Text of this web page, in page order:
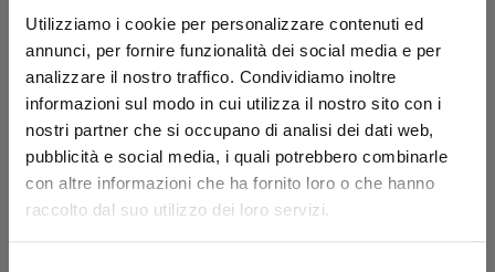
Utilizziamo i cookie per personalizzare contenuti ed
annunci, per fornire funzionalità dei social media e per
analizzare il nostro traffico. Condividiamo inoltre
informazioni sul modo in cui utilizza il nostro sito con i
nostri partner che si occupano di analisi dei dati web,
pubblicità e social media, i quali potrebbero combinarle
con altre informazioni che ha fornito loro o che hanno
raccolto dal suo utilizzo dei loro servizi.
Hydraulic cover 5Lt
Dhollandia
Code: 51313D
Bullone fissaggio
coperchio per
centralina M3062
Dhollandia
Code: 53335D